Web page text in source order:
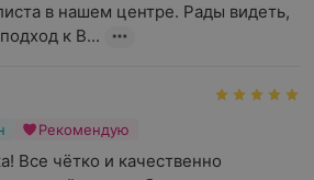
в нашем центре. Рады видеть,
к В...
Рекомендую
Все чётко и качественно